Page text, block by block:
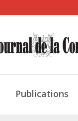
Publications